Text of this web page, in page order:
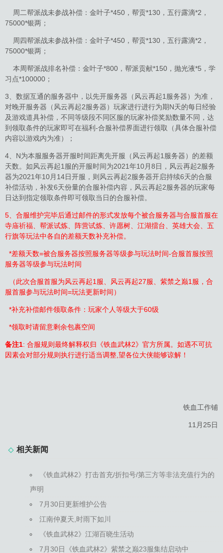
周二帮派战未参战补偿：金叶子*450，帮贡*130，五行露滴*2，
75000*银两；
周四帮派战未参战补偿：金叶子*450，帮贡*130，五行露滴*2，
75000*银两；
本周帮派战排名补偿：金叶子*800，帮派贡献*150，抛光液*5，学
习点*100000；
3、数据互通的服务器中，以先开服务器（风云再起1服务器）为准，
对晚开服务器（风云再起2服务器）玩家进行进行为期N天的每日经验
及游戏道具补偿，不同等级段不同区服的玩家补偿奖励数量不同，达
到领取条件的玩家即可在福利-合服补偿界面进行领取（具体合服补偿
内容以游戏内为准）；
4、N为本服服务器开服时间距离先开服（风云再起1服务器）的差额
天数。如风云再起1服的开服时间为2021年10月8日，风云再起2服务
器为2021年10月14日开服，则风云再起2服务器开启持续6天的合服
补偿活动，补发6天份量的合服补偿内容，风云再起2服务器的玩家每
日达到指定领取条件即可领取当日的合服补偿。
5、合服维护完毕后通过邮件的形式发放每个被合服务器与合服首服在
寺庙祈福、帮派试炼、阵营试炼、许愿树、江湖擂台、英雄大会、五
行旗等玩法中各自的差额天数补充补偿。
*差额天数=被合服务器按照服务器等级参与玩法时间-合服首服按照
服务器等级参与玩法时间
（此次合服首服为风云再起1服、风云再起27服、紫禁之巅1服，合
服首服参与玩法时间=玩法更新时间）
*补充补偿邮件领取条件：玩家个人等级大于60级
*领取时请留意剩余包裹空间
备注1: 合服规则最终解释权归《铁血武林2》官方所属。如遇不可抗
因素会对部分规则执行进行适当调整,望各位大侠能够谅解！
铁血工作铺
11月25日
相关新闻
《铁血武林2》打击首充/折扣号/第三方等非法充值行为的
声明
7月30日更新维护公告
江南仲夏天,时雨下如川
《铁血武林2》江湖百晓生活动
7月30日《铁血武林2》紫禁之巅23服集结启动中